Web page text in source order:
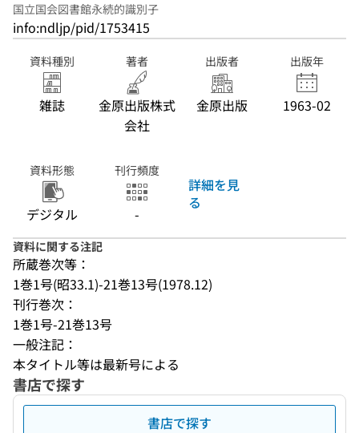
国立国会図書館永続的識別子
info:ndljp/pid/1753415
資料種別
雑誌
著者
金原出版株式
会社
出版者
金原出版
出版年
1963-02
資料形態
デジタル
刊行頻度
-
詳細を見
る
資料に関する注記
所蔵巻次等：
1巻1号(昭33.1)-21巻13号(1978.12)
刊行巻次：
1巻1号-21巻13号
一般注記：
本タイトル等は最新号による
書店で探す
書店で探す